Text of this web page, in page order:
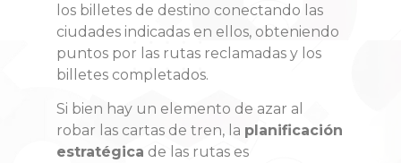
los billetes de destino conectando las
ciudades indicadas en ellos, obteniendo
puntos por las rutas reclamadas y los
billetes completados.
Si bien hay un elemento de azar al
robar las cartas de tren, la planificación
estratégica de las rutas es